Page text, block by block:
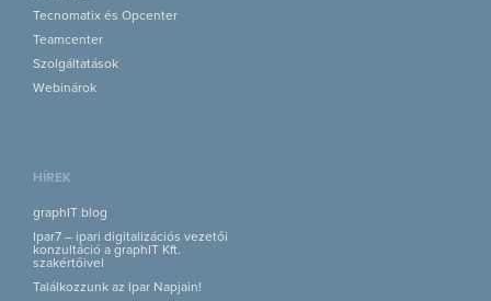
Tecnomatix és Opcenter
Teamcenter
Szolgáltatások
Webinárok
HÍREK
graphIT blog
Ipar7 – ipari digitalizációs vezetői
konzultáció a graphIT Kft.
szakértőivel
Találkozzunk az Ipar Napjain!